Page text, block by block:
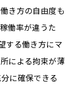
き方の自由度も
働率が違うた
する働き方にマ
による拘束が薄
に確保できる